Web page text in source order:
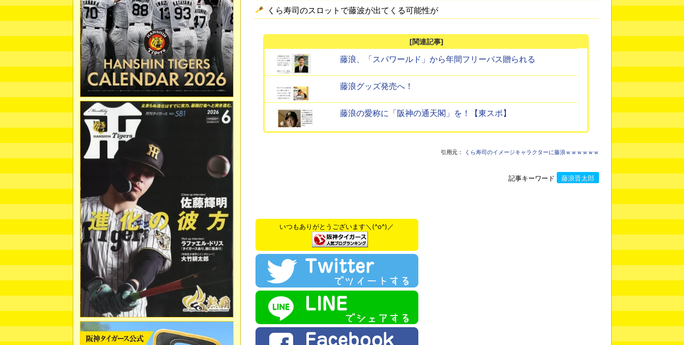
くら寿司のスロットで藤波が出てくる可能性が
[関連記事]
藤浪、「スパワールド」から年間フリーパス贈られる
藤浪グッズ発売へ！
藤浪の愛称に「阪神の通天閣」を！【東スポ】
引用元： くら寿司のイメージキャラクターに藤浪ｗｗｗｗｗｗ
記事キーワード 藤浪晋太郎
いつもありがとうございます＼(^o^)／